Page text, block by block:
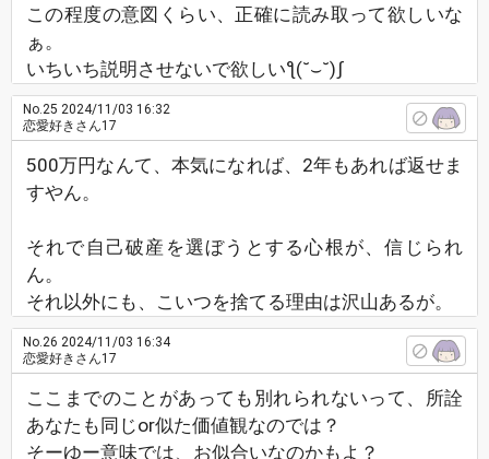
この程度の意図くらい、正確に読み取って欲しいな
ぁ。
いちいち説明させないで欲しいƪ(˘⌣˘)ʃ
No.25 2024/11/03 16:32
恋愛好きさん17
500万円なんて、本気になれば、2年もあれば返せま
すやん。
それで自己破産を選ぼうとする心根が、信じられ
ん。
それ以外にも、こいつを捨てる理由は沢山あるが。
No.26 2024/11/03 16:34
恋愛好きさん17
ここまでのことがあっても別れられないって、所詮
あなたも同じor似た価値観なのでは？
そーゆー意味では、お似合いなのかもよ？